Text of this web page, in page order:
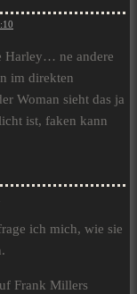
Harley… ne andere
im direkten
Woman sieht das ja
ist, faken kann
ich mich, wie sie
Frank Millers